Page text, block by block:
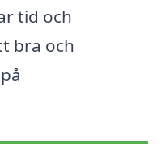
tid och
bra och